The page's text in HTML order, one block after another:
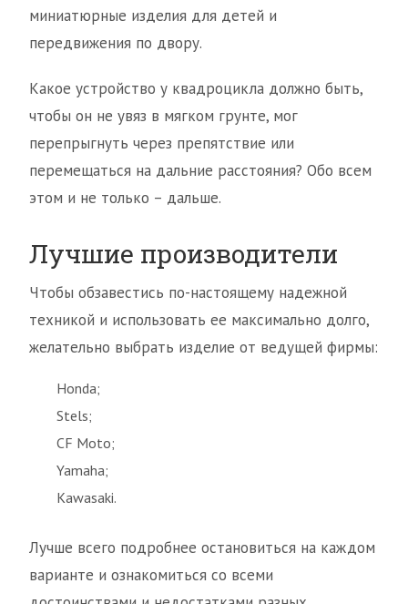
миниатюрные изделия для детей и
передвижения по двору.
Какое устройство у квадроцикла должно быть,
чтобы он не увяз в мягком грунте, мог
перепрыгнуть через препятствие или
перемещаться на дальние расстояния? Обо всем
этом и не только – дальше.
Лучшие производители
Чтобы обзавестись по-настоящему надежной
техникой и использовать ее максимально долго,
желательно выбрать изделие от ведущей фирмы:
Honda;
Stels;
CF Moto;
Yamaha;
Kawasaki.
Лучше всего подробнее остановиться на каждом
варианте и ознакомиться со всеми